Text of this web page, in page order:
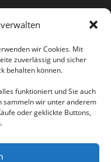
wir Cookies. Mit
zuverlässig und sicher
behalten können.
funktioniert und Sie auch
sammeln wir unter anderem
oder geklickte Buttons,
sozialen